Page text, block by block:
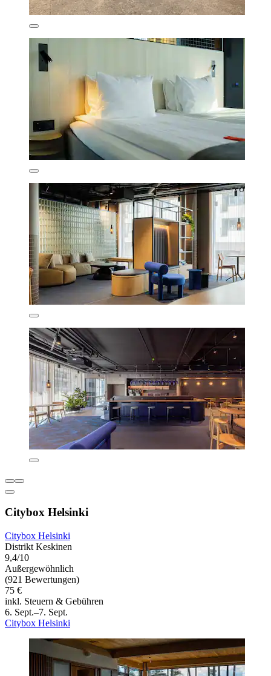
Citybox Helsinki
Citybox Helsinki
Distrikt Keskinen
9,4/10
Außergewöhnlich
(921 Bewertungen)
75 €
inkl. Steuern & Gebühren
6. Sept.–7. Sept.
Citybox Helsinki